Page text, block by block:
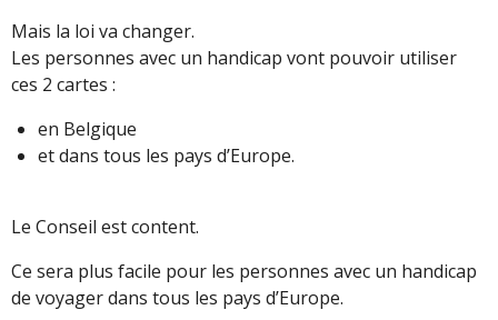
Mais la loi va changer.
Les personnes avec un handicap vont pouvoir utiliser
ces 2 cartes :
en Belgique
et dans tous les pays d’Europe.
Le Conseil est content.
Ce sera plus facile pour les personnes avec un handicap
de voyager dans tous les pays d’Europe.